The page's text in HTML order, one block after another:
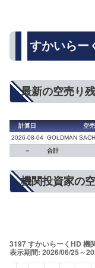
すかいらー
最新の空売り
計算日 空
2026-08-04 GOLDMAN
－
合計
機関投資家の